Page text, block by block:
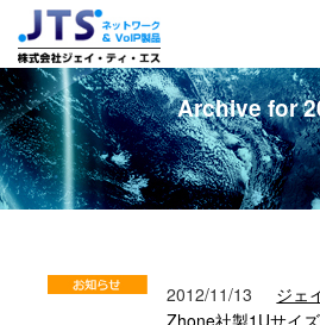
Archive for
2012/11/13
ジェ
Zhone社製1Uサイ